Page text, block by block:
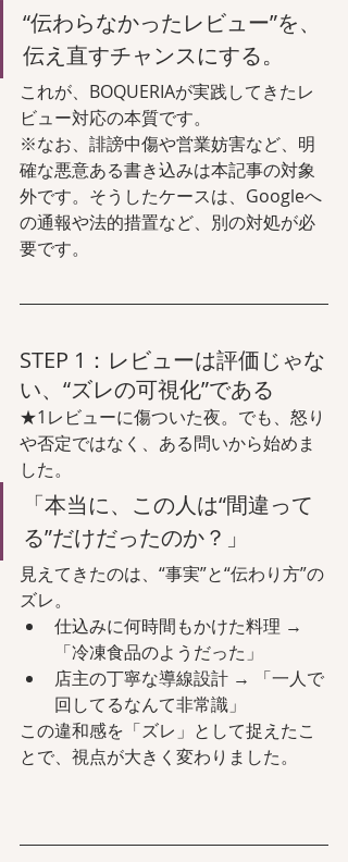
“伝わらなかったレビュー”を、
伝え直すチャンスにする。
これが、BOQUERIAが実践してきたレ
ビュー対応の本質です。
※なお、誹謗中傷や営業妨害など、明
確な悪意ある書き込みは本記事の対象
外です。そうしたケースは、Googleへ
の通報や法的措置など、別の対処が必
要です。
STEP 1：レビューは評価じゃな
い、“ズレの可視化”である
★1レビューに傷ついた夜。でも、怒り
や否定ではなく、ある問いから始めま
した。
「本当に、この人は“間違って
る”だけだったのか？」
見えてきたのは、“事実”と“伝わり方”の
ズレ。
仕込みに何時間もかけた料理 →
「冷凍食品のようだった」
店主の丁寧な導線設計 → 「一人で
回してるなんて非常識」
この違和感を「ズレ」として捉えたこ
とで、視点が大きく変わりました。